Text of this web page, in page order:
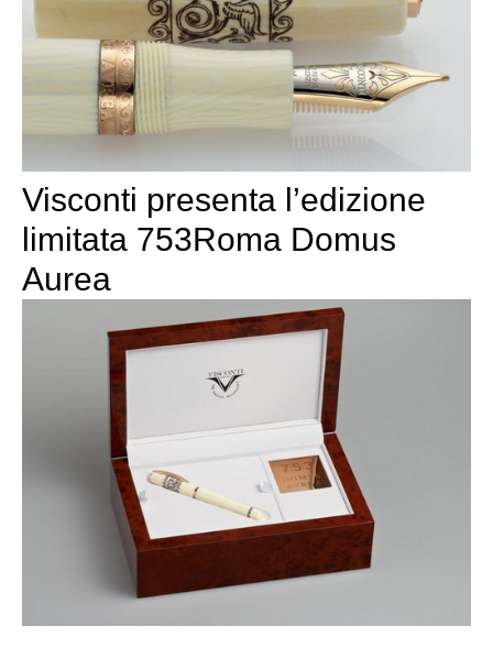
Visconti presenta l’edizione
limitata 753Roma Domus
Aurea